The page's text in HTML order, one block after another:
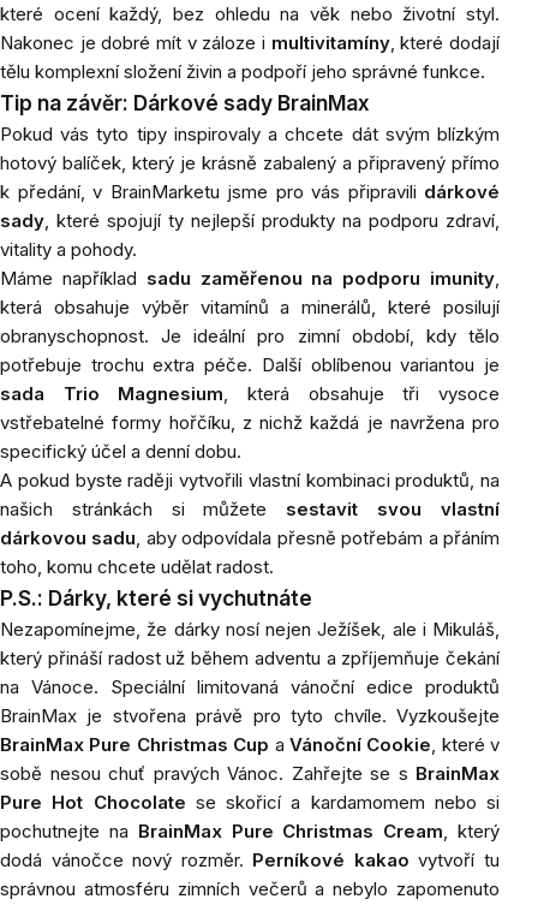
které ocení každý, bez ohledu na věk nebo životní styl.
Nakonec je dobré mít v záloze i multivitamíny, které dodají
tělu komplexní složení živin a podpoří jeho správné funkce.
Tip na závěr: Dárkové sady BrainMax
Pokud vás tyto tipy inspirovaly a chcete dát svým blízkým
hotový balíček, který je krásně zabalený a připravený přímo
k předání, v BrainMarketu jsme pro vás připravili dárkové
sady, které spojují ty nejlepší produkty na podporu zdraví,
vitality a pohody.
Máme například sadu zaměřenou na podporu imunity,
která obsahuje výběr vitamínů a minerálů, které posilují
obranyschopnost. Je ideální pro zimní období, kdy tělo
potřebuje trochu extra péče. Další oblíbenou variantou je
sada Trio Magnesium, která obsahuje tři vysoce
vstřebatelné formy hořčíku, z nichž každá je navržena pro
specifický účel a denní dobu.
A pokud byste raději vytvořili vlastní kombinaci produktů, na
našich stránkách si můžete sestavit svou vlastní
dárkovou sadu, aby odpovídala přesně potřebám a přáním
toho, komu chcete udělat radost.
P.S.: Dárky, které si vychutnáte
Nezapomínejme, že dárky nosí nejen Ježíšek, ale i Mikuláš,
který přináší radost už během adventu a zpříjemňuje čekání
na Vánoce. Speciální limitovaná vánoční edice produktů
BrainMax je stvořena právě pro tyto chvíle. Vyzkoušejte
BrainMax Pure Christmas Cup a Vánoční Cookie, které v
sobě nesou chuť pravých Vánoc. Zahřejte se s BrainMax
Pure Hot Chocolate se skořicí a kardamomem nebo si
pochutnejte na BrainMax Pure Christmas Cream, který
dodá vánočce nový rozměr. Perníkové kakao vytvoří tu
správnou atmosféru zimních večerů a nebylo zapomenuto